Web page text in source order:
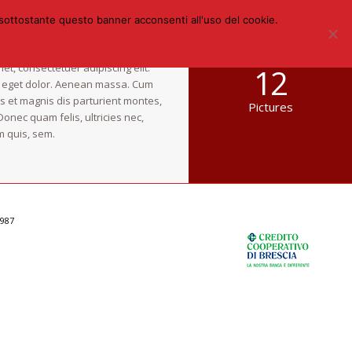
consectetuer adipiscing elit.
dolor. Aenean massa. Cum
et magnis dis parturient montes,
quam felis, ultricies nec,
quis, sem.
12
Pictures
questo banner acconsenti all'uso del cookie.